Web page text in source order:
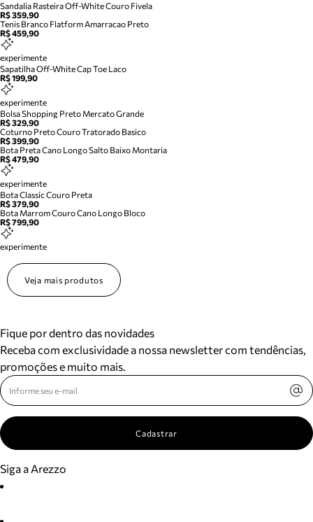
Sandalia Rasteira Off-White Couro Fivela
R$ 359,90
Tenis Branco Flatform Amarracao Preto
R$ 459,90
experimente
Sapatilha Off-White Cap Toe Laco
R$ 199,90
experimente
Bolsa Shopping Preto Mercato Grande
R$ 329,90
Coturno Preto Couro Tratorado Basico
R$ 399,90
Bota Preta Cano Longo Salto Baixo Montaria
R$ 479,90
experimente
Bota Classic Couro Preta
R$ 379,90
Bota Marrom Couro Cano Longo Bloco
R$ 799,90
experimente
Veja mais produtos
Fique por dentro das novidades
Receba com exclusividade a nossa newsletter com tendências,
promoções e muito mais.
Cadastrar
Siga a Arezzo